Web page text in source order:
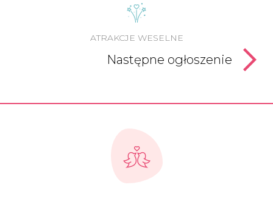
ATRAKCJE WESELNE
Następne ogłoszenie